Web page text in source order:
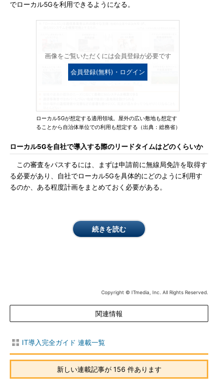
でローカル5Gを利用できるようになる。
画像をご覧いただくには会員登録が必要です
会員登録(無料)・ログイン
ローカル5Gが想定する適用領域。屋外の広い敷地も想定す
ることから自治体単位での利用も想定する（出典：総務省）
ローカル5Gを自社で導入する際のリードタイムはどのくらいか
この審査をパスするには、まずは申請前に無線局免許を取得す
る必要があり、自社でローカル5Gを具体的にどのように利用す
るのか、ある程度計画をまとめておく必要がある。
続きを読む
Copyright © ITmedia, Inc. All Rights Reserved.
関連情報
IT導入完全ガイド 連載一覧
新しい連載記事が 156 件あります